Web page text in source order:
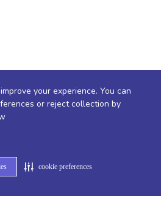
your experience. You can
or reject collection by
cookie preferences